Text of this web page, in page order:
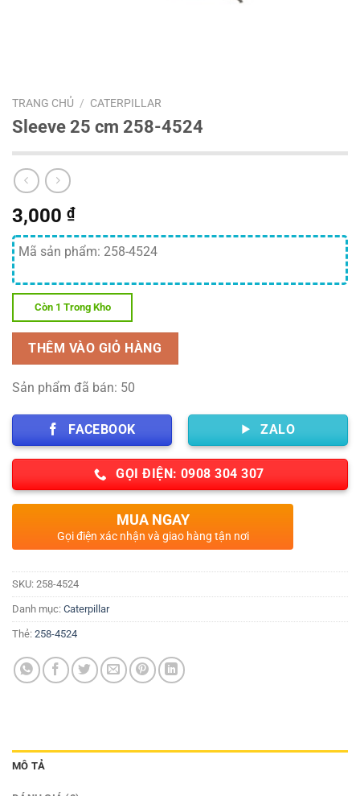
TRANG CHỦ / CATERPILLAR
Sleeve 25 cm 258-4524
3,000 ₫
Mã sản phẩm: 258-4524
Còn 1 Trong Kho
THÊM VÀO GIỎ HÀNG
Sản phẩm đã bán: 50
FACEBOOK ZALO
GỌI ĐIỆN: 0908 304 307
MUA NGAY
Gọi điện xác nhận và giao hàng tận nơi
SKU: 258-4524
Danh mục: Caterpillar
Thẻ: 258-4524
MÔ TẢ